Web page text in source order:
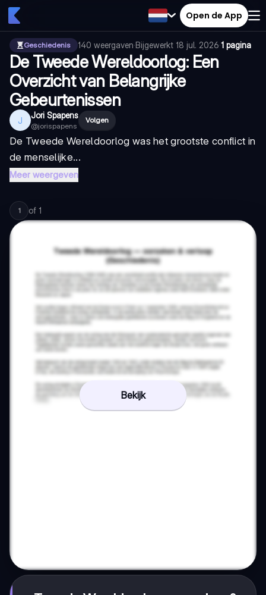
Open de App
Geschiedenis 140 weergaven·Bijgewerkt 18 jul. 2026·1 pagina
De Tweede Wereldoorlog: Een
Overzicht van Belangrijke
Gebeurtenissen
J Jori Spapens
@jorispapens
Volgen
De Tweede Wereldoorlog was het grootste conflict in
de menselijke...
Meer weergeven
1 of 1
Bekijk